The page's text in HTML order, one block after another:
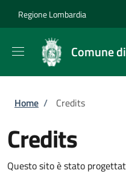
Regione Lombardia
Comune
Briciole di pane
Home / Credits
Credits
Questo sito è stato